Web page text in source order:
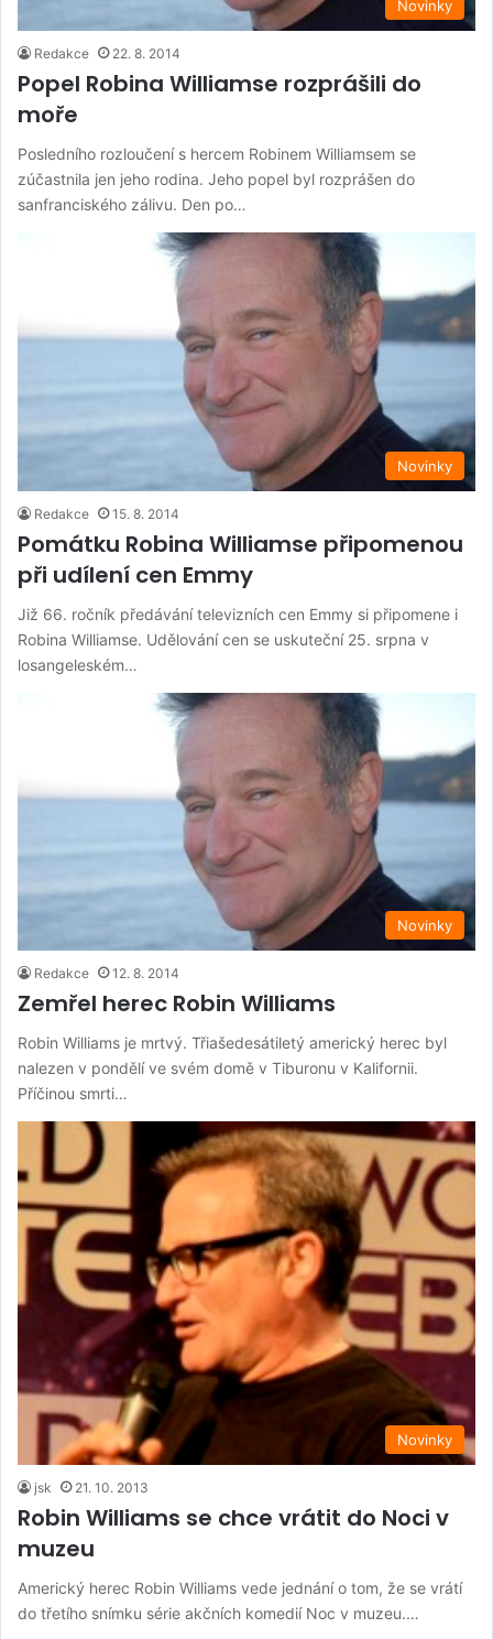
Novinky
Redakce 22. 8. 2014
Popel Robina Williamse rozprášili do
moře
Posledního rozloučení s hercem Robinem Williamsem se
zúčastnila jen jeho rodina. Jeho popel byl rozprášen do
sanfranciského zálivu. Den po…
Novinky
Redakce 15. 8. 2014
Pomátku Robina Williamse připomenou
při udílení cen Emmy
Již 66. ročník předávání televizních cen Emmy si připomene i
Robina Williamse. Udělování cen se uskuteční 25. srpna v
losangeleském…
Novinky
Redakce 12. 8. 2014
Zemřel herec Robin Williams
Robin Williams je mrtvý. Třiašedesátiletý americký herec byl
nalezen v pondělí ve svém domě v Tiburonu v Kalifornii.
Příčinou smrti…
Novinky
jsk 21. 10. 2013
Robin Williams se chce vrátit do Noci v
muzeu
Americký herec Robin Williams vede jednání o tom, že se vrátí
do třetího snímku série akčních komedií Noc v muzeu.…